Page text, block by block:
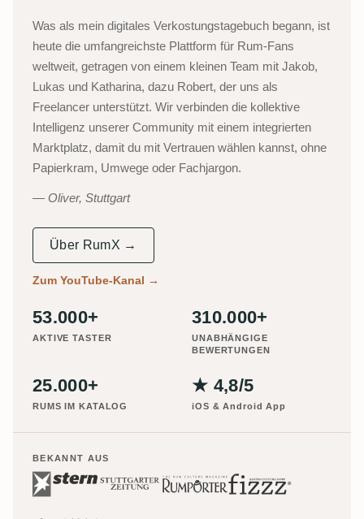
Was als mein digitales Verkostungstagebuch begann, ist
heute die umfangreichste Plattform für Rum-Fans
weltweit, getragen von einem kleinen Team mit Jakob,
Lukas und Katharina, dazu Robert, der uns als
Freelancer unterstützt. Wir verbinden die kollektive
Intelligenz unserer Community mit einem integrierten
Marktplatz, damit du mit Vertrauen wählen kannst, ohne
Papierkram, Umwege oder Fachjargon.
Oliver, Stuttgart
Über RumX →
Zum YouTube-Kanal →
53.000+
AKTIVE TASTER
310.000+
UNABHÄNGIGE
BEWERTUNGEN
25.000+
RUMS IM KATALOG
★ 4,8/5
iOS & Android App
BEKANNT AUS